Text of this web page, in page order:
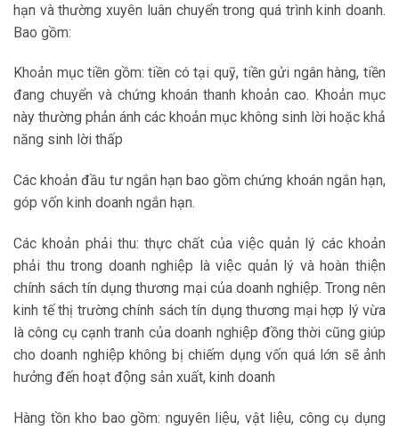
hạn và thường xuyên luân chuyển trong quá trình kinh doanh.
Bao gồm:
Khoản mục tiền gồm: tiền có tại quỹ, tiền gửi ngân hàng, tiền
đang chuyển và chứng khoán thanh khoản cao. Khoản mục
này thường phản ánh các khoản mục không sinh lời hoặc khả
năng sinh lời thấp
Các khoản đầu tư ngắn hạn bao gồm chứng khoán ngắn hạn,
góp vốn kinh doanh ngắn hạn.
Các khoản phải thu: thực chất của việc quản lý các khoản
phải thu trong doanh nghiệp là việc quản lý và hoàn thiện
chính sách tín dụng thương mại của doanh nghiệp. Trong nên
kinh tế thị trường chính sách tín dụng thương mại hợp lý vừa
là công cụ cạnh tranh của doanh nghiệp đồng thời cũng giúp
cho doanh nghiệp không bị chiếm dụng vốn quá lớn sẽ ảnh
hưởng đến hoạt động sản xuất, kinh doanh
Hàng tồn kho bao gồm: nguyên liệu, vật liệu, công cụ dụng